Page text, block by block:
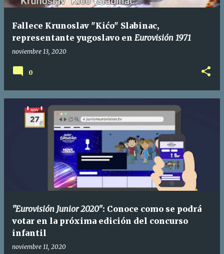
Fallece Krunoslav "Kićo" Slabinac,
representante yugoslavo en Eurovisión 1971
noviembre 13, 2020
0
"Eurovisión Junior 2020": Conoce como se podrá
votar en la próxima edición del concurso
infantil
noviembre 11, 2020